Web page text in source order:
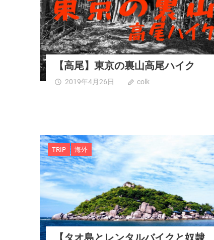
【高尾】東京の裏山高尾ハイク
2019年4月26日 colk
TRIP 海外
【タオ島とレンタルバイクと奴隷